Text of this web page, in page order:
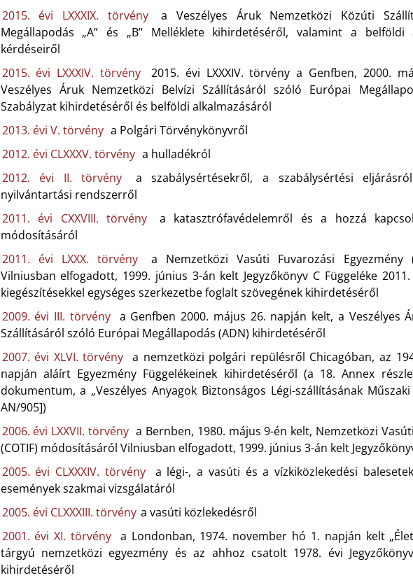
2015. évi LXXXIX. törvény
a Veszélyes Áruk Nemzetközi Közúti
Megállapodás „A” és „B” Melléklete kihirdetéséről, valamint a belföldi
kérdéseiről
2015. évi LXXXIV. törvény
2015. évi LXXXIV. törvény a Genfben, 2000.
Veszélyes Áruk Nemzetközi Belvízi Szállításáról szóló Európai
Szabályzat kihirdetéséről és belföldi alkalmazásáról
2013. évi V. törvény a Polgári Törvénykönyvről
2012. évi CLXXXV. törvény a hulladékról
2012. évi II. törvény
a szabálysértésekről, a szabálysértési
nyilvántartási rendszerről
2011. évi CXXVIII. törvény
a katasztrófavédelemről és a hozzá
módosításáról
2011. évi LXXX. törvény
a Nemzetközi Vasúti Fuvarozási Egyezmény
Vilniusban elfogadott, 1999. június 3-án kelt Jegyzőkönyv C Függeléke
kiegészítésekkel egységes szerkezetbe foglalt szövegének kihirdetéséről
2009. évi III. törvény a Genfben 2000. május 26. napján kelt, a Veszélyes
Szállításáról szóló Európai Megállapodás (ADN) kihirdetéséről
2007. évi XLVI. törvény a nemzetközi polgári repülésről Chicagóban, az
napján aláírt Egyezmény Függelékeinek kihirdetéséről (a 18. Annex
dokumentum, a „Veszélyes Anyagok Biztonságos Légi-szállításának
AN/905])
2006. évi LXXVII. törvény a Bernben, 1980. május 9-én kelt, Nemzetközi
(COTIF) módosításáról Vilniusban elfogadott, 1999. június 3-án kelt
2005. évi CLXXXIV. törvény
a légi-, a vasúti és a vízkiközlekedési
események szakmai vizsgálatáról
2005. évi CLXXXIII. törvény a vasúti közlekedésről
2001. évi XI. törvény a Londonban, 1974. november hó 1. napján kelt
tárgyú nemzetközi egyezmény és az ahhoz csatolt 1978. évi Jegyzőkönyv
kihirdetéséről